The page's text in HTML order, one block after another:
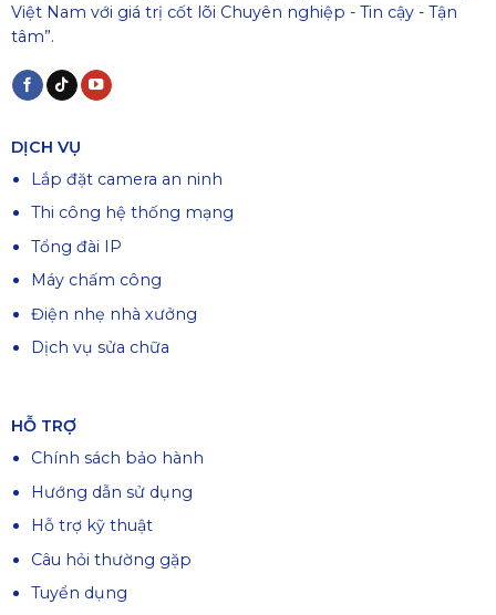
Việt Nam với giá trị cốt lõi Chuyên nghiệp - Tin cậy - Tận
tâm”.
DỊCH VỤ
Lắp đặt camera an ninh
Thi công hệ thống mạng
Tổng đài IP
Máy chấm công
Điện nhẹ nhà xưởng
Dịch vụ sửa chữa
HỖ TRỢ
Chính sách bảo hành
Hướng dẫn sử dụng
Hỗ trợ kỹ thuật
Câu hỏi thường gặp
Tuyển dụng